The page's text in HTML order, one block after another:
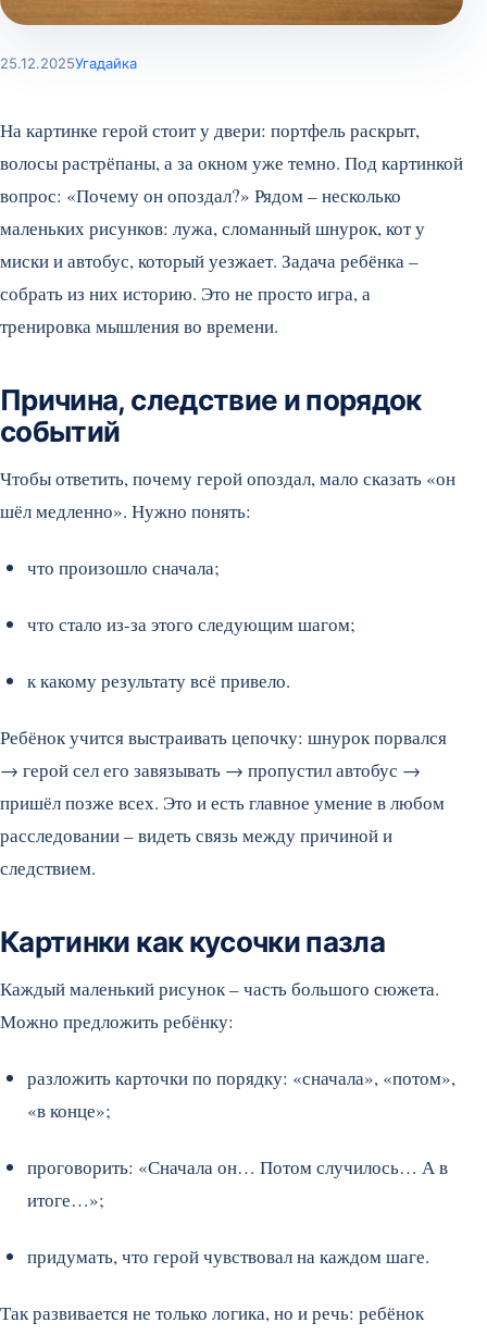
25.12.2025Угадайка
На картинке герой стоит у двери: портфель раскрыт,
волосы растрёпаны, а за окном уже темно. Под картинкой
вопрос: «Почему он опоздал?» Рядом – несколько
маленьких рисунков: лужа, сломанный шнурок, кот у
миски и автобус, который уезжает. Задача ребёнка –
собрать из них историю. Это не просто игра, а
тренировка мышления во времени.
Причина, следствие и порядок
событий
Чтобы ответить, почему герой опоздал, мало сказать «он
шёл медленно». Нужно понять:
что произошло сначала;
что стало из-за этого следующим шагом;
к какому результату всё привело.
Ребёнок учится выстраивать цепочку: шнурок порвался
→ герой сел его завязывать → пропустил автобус →
пришёл позже всех. Это и есть главное умение в любом
расследовании – видеть связь между причиной и
следствием.
Картинки как кусочки пазла
Каждый маленький рисунок – часть большого сюжета.
Можно предложить ребёнку:
разложить карточки по порядку: «сначала», «потом»,
«в конце»;
проговорить: «Сначала он… Потом случилось… А в
итоге…»;
придумать, что герой чувствовал на каждом шаге.
Так развивается не только логика, но и речь: ребёнок